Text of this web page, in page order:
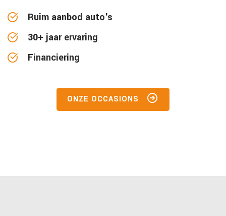
Ruim aanbod auto's
30+ jaar ervaring
Financiering
ONZE OCCASIONS